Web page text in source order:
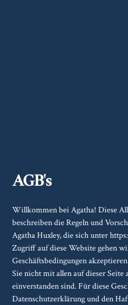
AGB's
Willkommen bei Agatha! Diese
beschreiben die Regeln und
Agatha Huxley, die sich unter
Zugriff auf diese Website gehen
Geschäftsbedingungen
Sie nicht mit allen auf dieser Seite
einverstanden sind. Für diese
Datenschutzerklärung und den